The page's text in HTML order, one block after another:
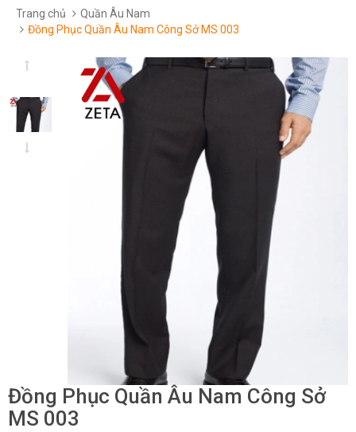
Trang chủ
Quần Âu Nam
Đồng Phục Quần Âu Nam Công Sở MS 003
Đồng Phục Quần Âu Nam Công Sở
MS 003